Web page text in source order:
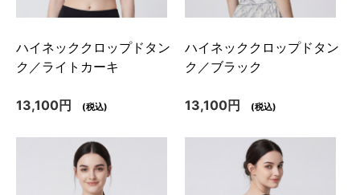
ハイネッククロップドタン
ク／ライトカーキ
13,100円 (税込)
ハイネッククロップドタン
ク／ブラック
13,100円 (税込)